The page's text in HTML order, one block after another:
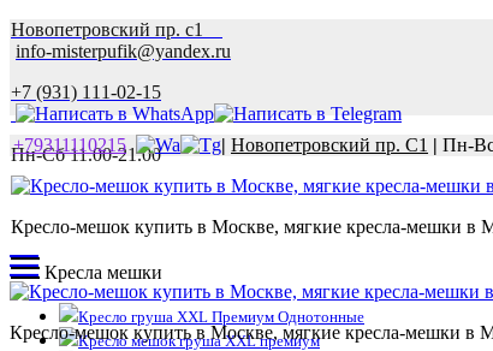
Новопетровский пр. с1
info-misterpufik@yandex.ru
+7 (931) 111-02-15
Пн-Сб 11.00-21.00
+79311110215 | Новопетровский пр. С1 | Пн-
Кресло-мешок купить в Москве, мягкие кресла-мешки в
Кресла мешки
Кресло груша XXL Премиум Однотонные
Кресло мешок груша XXL премиум
Кресло-мешок купить в Москве, мягкие кресла-мешки в